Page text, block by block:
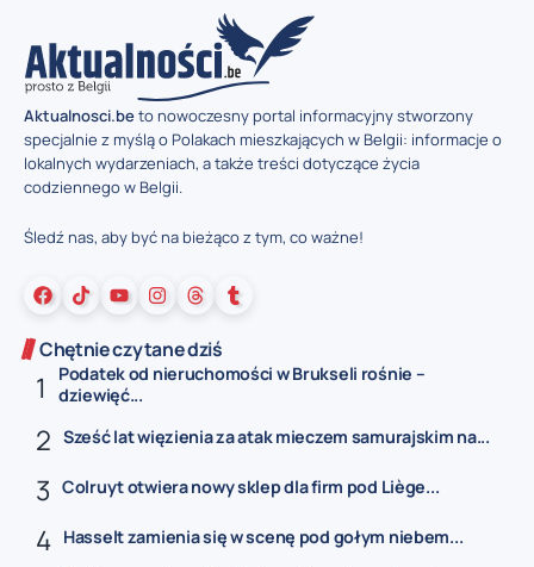
Aktualnosci.beto nowoczesny portal informacyjny stworzony
specjalnie z myślą o Polakach mieszkających w Belgii: informacje o
lokalnych wydarzeniach, a także treści dotyczące życia
codziennego w Belgii.
Śledź nas, aby być na bieżąco z tym, co ważne!
Chętnie czytane dziś
Podatek od nieruchomości w Brukseli rośnie –
dziewięć...
Sześć lat więzienia za atak mieczem samurajskim na...
Colruyt otwiera nowy sklep dla firm pod Liège...
Hasselt zamienia się w scenę pod gołym niebem...